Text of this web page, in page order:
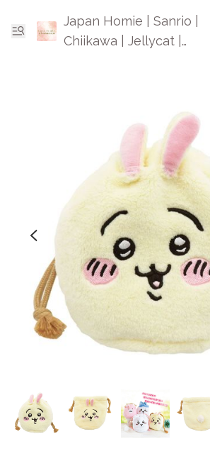
Japan Homie | Sanrio |
Chiikawa | Jellycat |